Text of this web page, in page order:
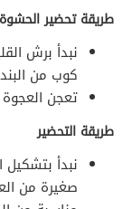
طريقة تحضير الحشوة
نبدأ برش
كوب من
تعجن
طريقة التحضير
نبدأ
صغيرة من